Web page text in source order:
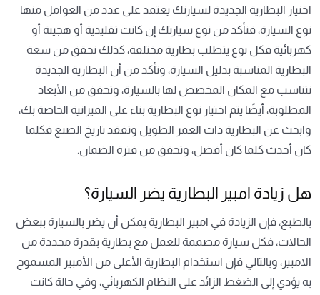
اختيار البطارية الجديدة لسيارتك يعتمد على عدد من العوامل منها
نوع السيارة، فتأكد من نوع سيارتك إن كانت تقليدية أو هجينة أو
كهربائية فكل نوع يتطلب بطارية مختلفة، كذلك تحقق من سعة
البطارية المناسبة بدليل السيارة، وتأكد من أن البطارية الجديدة
تتناسب مع المكان المخصص لها بالسيارة، وتحقق من الأبعاد
المطلوبة، أيضًا يتم اختيار نوع البطارية بناء على الميزانية الخاصة بك،
وابحث عن البطارية ذات العمر الطويل وتفقد تاريخ الصنع فكلما
كان أحدث كلما كان أفضل، وتحقق من فترة الضمان.
هل زيادة امبير البطارية يضر السيارة؟
بالطبع، فإن الزيادة في امبير البطارية يمكن أن يضر بالسيارة ببعض
الحالات، فكل سيارة مصممة للعمل مع بطارية بقدرة محددة من
الامبير، وبالتالي فإن استخدام البطارية الأعلى من الأمبير المسموح
به يؤدي إلى الضغط الزائد على النظام الكهربائي، وفي حالة كانت